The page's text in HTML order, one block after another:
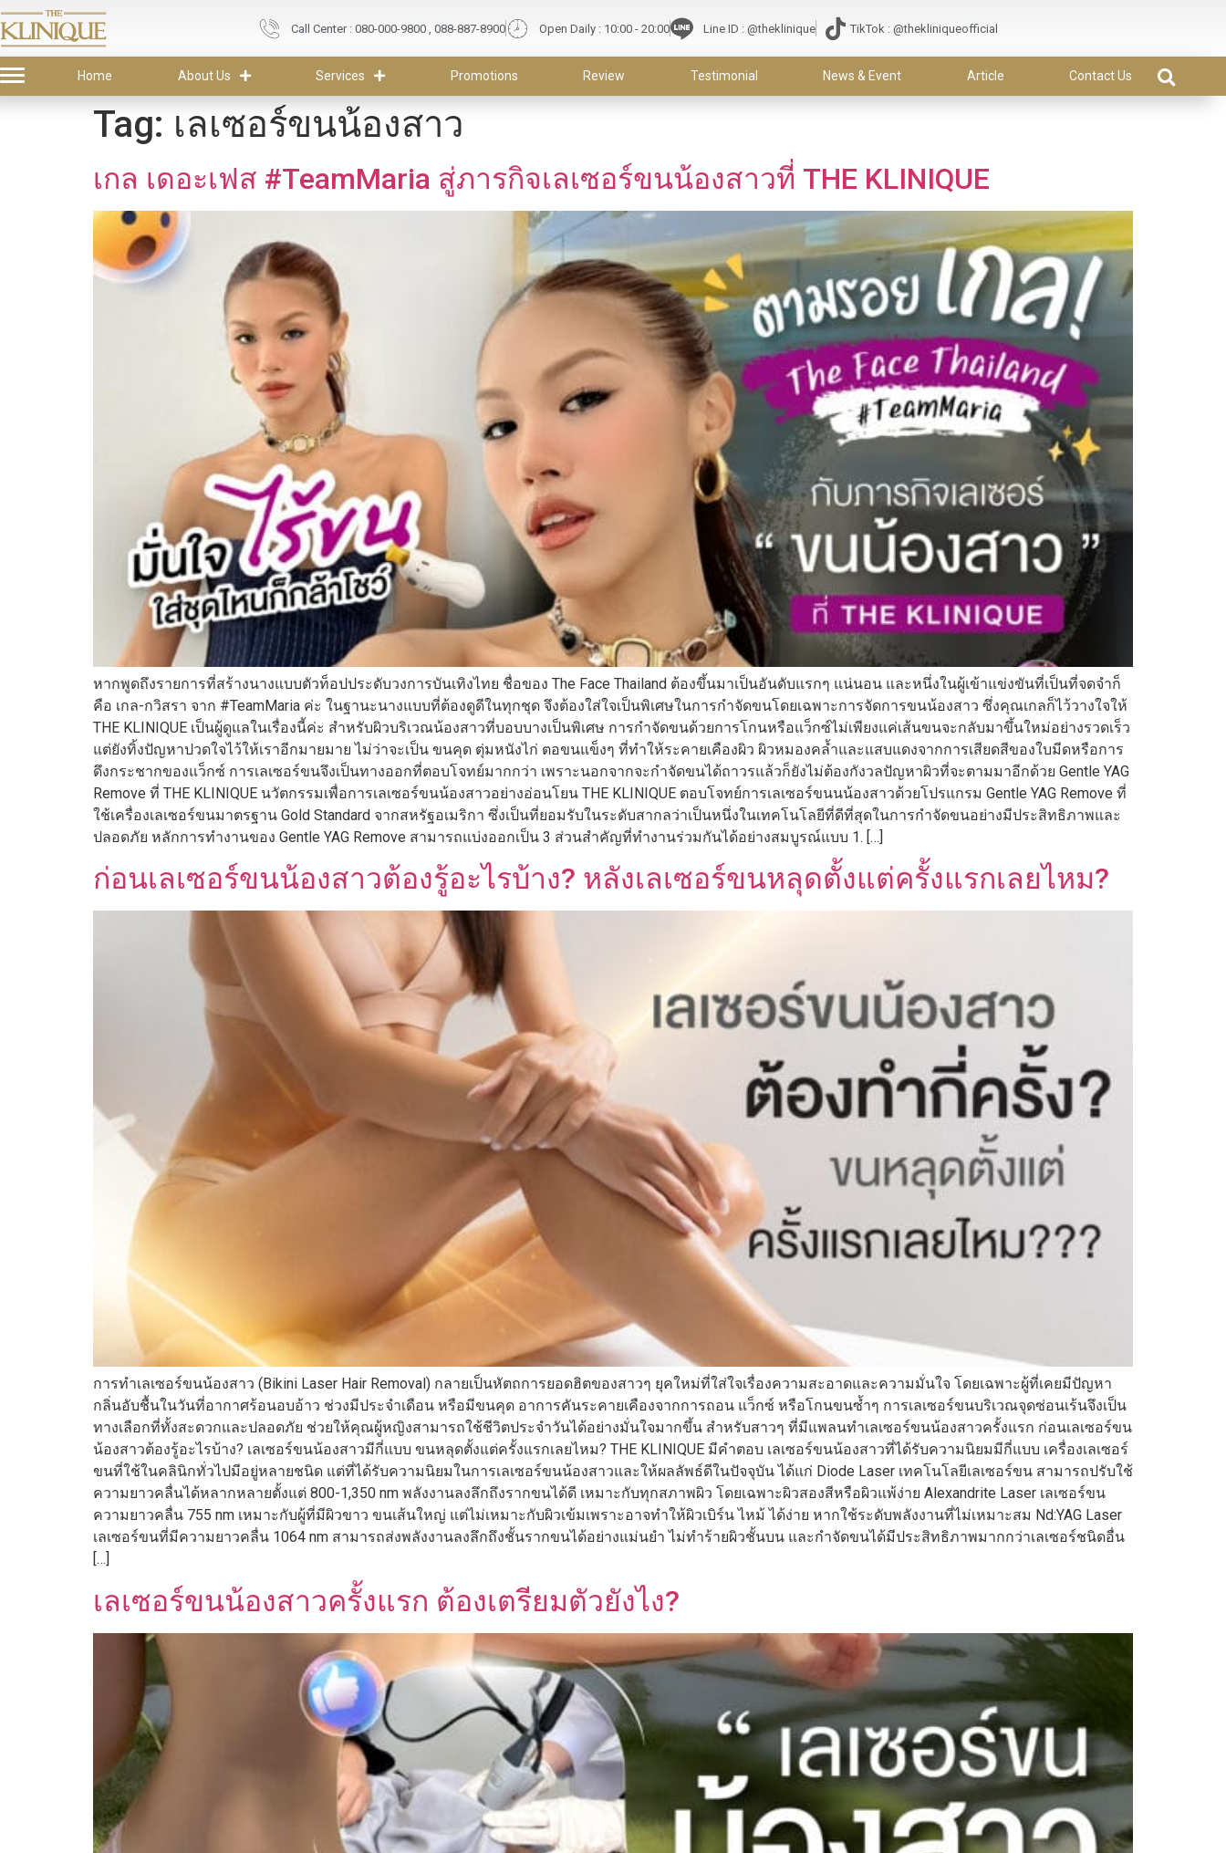
Call Center : 080-000-9800 , 088-887-8900 Open Daily : 10:00 - 20:00 Line ID : @theklinique TikTok : @thekliniqueofficial
Home About Us Services Promotions Review Testimonial News & Event Article Contact Us
Tag: เลเซอร์ขนน้องสาว
เกล เดอะเฟส #TeamMaria สู่ภารกิจเลเซอร์ขนน้องสาวที่ THE KLINIQUE
หากพูดถึงรายการที่สร้างนางแบบตัวท็อปประดับวงการบันเทิงไทย ชื่อของ The Face Thailand ต้องขึ้นมาเป็นอันดับแรกๆ แน่นอน และหนึ่งในผู้เข้าแข่งขันที่เป็นที่จดจำก็
คือ เกล-กวิสรา จาก #TeamMaria ค่ะ ในฐานะนางแบบที่ต้องดูดีในทุกชุด จึงต้องใส่ใจเป็นพิเศษในการกำจัดขนโดยเฉพาะการจัดการขนน้องสาว ซึ่งคุณเกลก็ไว้วางใจให้
THE KLINIQUE เป็นผู้ดูแลในเรื่องนี้ค่ะ สำหรับผิวบริเวณน้องสาวที่บอบบางเป็นพิเศษ การกำจัดขนด้วยการโกนหรือแว็กซ์ไม่เพียงแค่เส้นขนจะกลับมาขึ้นใหม่อย่างรวดเร็ว
แต่ยังทิ้งปัญหาปวดใจไว้ให้เราอีกมายมาย ไม่ว่าจะเป็น ขนคุด ตุ่มหนังไก่ ตอขนแข็งๆ ที่ทำให้ระคายเคืองผิว ผิวหมองคล้ำและแสบแดงจากการเสียดสีของใบมีดหรือการ
ดึงกระชากของแว็กซ์ การเลเซอร์ขนจึงเป็นทางออกที่ตอบโจทย์มากกว่า เพราะนอกจากจะกำจัดขนได้ถาวรแล้วก็ยังไม่ต้องกังวลปัญหาผิวที่จะตามมาอีกด้วย Gentle YAG
Remove ที่ THE KLINIQUE นวัตกรรมเพื่อการเลเซอร์ขนน้องสาวอย่างอ่อนโยน THE KLINIQUE ตอบโจทย์การเลเซอร์ขนนน้องสาวด้วยโปรแกรม Gentle YAG Remove ที่
ใช้เครื่องเลเซอร์ขนมาตรฐาน Gold Standard จากสหรัฐอเมริกา ซึ่งเป็นที่ยอมรับในระดับสากลว่าเป็นหนึ่งในเทคโนโลยีที่ดีที่สุดในการกำจัดขนอย่างมีประสิทธิภาพและ
ปลอดภัย หลักการทำงานของ Gentle YAG Remove สามารถแบ่งออกเป็น 3 ส่วนสำคัญที่ทำงานร่วมกันได้อย่างสมบูรณ์แบบ 1. […]
ก่อนเลเซอร์ขนน้องสาวต้องรู้อะไรบ้าง? หลังเลเซอร์ขนหลุดตั้งแต่ครั้งแรกเลยไหม?
การทำเลเซอร์ขนน้องสาว (Bikini Laser Hair Removal) กลายเป็นหัตถการยอดฮิตของสาวๆ ยุคใหม่ที่ใส่ใจเรื่องความสะอาดและความมั่นใจ โดยเฉพาะผู้ที่เคยมีปัญหา
กลิ่นอับชื้นในวันที่อากาศร้อนอบอ้าว ช่วงมีประจำเดือน หรือมีขนคุด อาการคันระคายเคืองจากการถอน แว็กซ์ หรือโกนขนซ้ำๆ การเลเซอร์ขนบริเวณจุดซ่อนเร้นจึงเป็น
ทางเลือกที่ทั้งสะดวกและปลอดภัย ช่วยให้คุณผู้หญิงสามารถใช้ชีวิตประจำวันได้อย่างมั่นใจมากขึ้น สำหรับสาวๆ ที่มีแพลนทำเลเซอร์ขนน้องสาวครั้งแรก ก่อนเลเซอร์ขน
น้องสาวต้องรู้อะไรบ้าง? เลเซอร์ขนน้องสาวมีกี่แบบ ขนหลุดตั้งแต่ครั้งแรกเลยไหม? THE KLINIQUE มีคำตอบ เลเซอร์ขนน้องสาวที่ได้รับความนิยมมีกี่แบบ เครื่องเลเซอร์
ขนที่ใช้ในคลินิกทั่วไปมีอยู่หลายชนิด แต่ที่ได้รับความนิยมในการเลเซอร์ขนน้องสาวและให้ผลลัพธ์ดีในปัจจุบัน ได้แก่ Diode Laser เทคโนโลยีเลเซอร์ขน สามารถปรับใช้
ความยาวคลื่นได้หลากหลายตั้งแต่ 800-1,350 nm พลังงานลงลึกถึงรากขนได้ดี เหมาะกับทุกสภาพผิว โดยเฉพาะผิวสองสีหรือผิวแพ้ง่าย Alexandrite Laser เลเซอร์ขน
ความยาวคลื่น 755 nm เหมาะกับผู้ที่มีผิวขาว ขนเส้นใหญ่ แต่ไม่เหมาะกับผิวเข้มเพราะอาจทำให้ผิวเบิร์น ไหม้ ได้ง่าย หากใช้ระดับพลังงานที่ไม่เหมาะสม Nd:YAG Laser
เลเซอร์ขนที่มีความยาวคลื่น 1064 nm สามารถส่งพลังงานลงลึกถึงชั้นรากขนได้อย่างแม่นยำ ไม่ทำร้ายผิวชั้นบน และกำจัดขนได้มีประสิทธิภาพมากกว่าเลเซอร์ชนิดอื่น
[…]
เลเซอร์ขนน้องสาวครั้งแรก ต้องเตรียมตัวยังไง?